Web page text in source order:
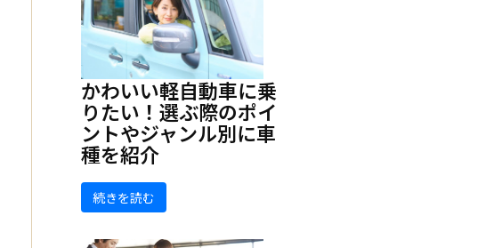
かわいい軽自動車に乗
りたい！選ぶ際のポイ
ントやジャンル別に車
種を紹介
続きを読む